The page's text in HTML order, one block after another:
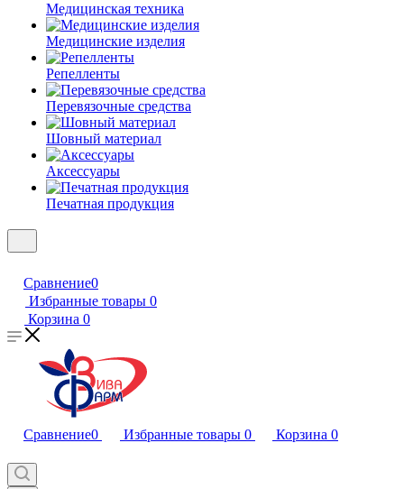
Медицинская техника
Медицинские изделия
Репелленты
Перевязочные средства
Шовный материал
Аксессуары
Печатная продукция
Сравнение0
Избранные товары 0
Корзина 0
Сравнение0 Избранные товары 0 Корзина 0